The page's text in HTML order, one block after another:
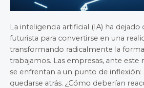
La inteligencia artificial (IA) ha dejado
futurista para convertirse en una
transformando radicalmente la
trabajamos. Las empresas, ante este
se enfrentan a un punto de inflexión:
quedarse atrás. ¿Cómo deberían